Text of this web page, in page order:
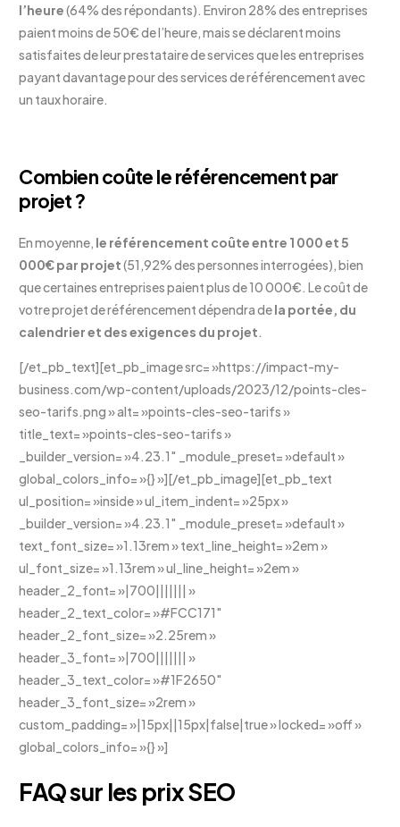
l’heure(64% des répondants). Environ 28% des entreprises
paient moins de 50€ de l’heure, mais se déclarent moins
satisfaites de leur prestataire de services que les entreprises
payant davantage pour des services de référencement avec
un taux horaire.
Combien coûte le référencement par
projet ?
En moyenne, le référencement coûte entre 1 000 et 5
000€ par projet(51,92% des personnes interrogées), bien
que certaines entreprises paient plus de 10 000€. Le coût de
votre projet de référencement dépendra dela portée, du
calendrier et des exigences du projet.
[/et_pb_text][et_pb_image src= »https://impact-my-
business.com/wp-content/uploads/2023/12/points-cles-
seo-tarifs.png » alt= »points-cles-seo-tarifs »
title_text= »points-cles-seo-tarifs »
_builder_version= »4.23.1″ _module_preset= »default »
global_colors_info= »{} »][/et_pb_image][et_pb_text
ul_position= »inside » ul_item_indent= »25px »
_builder_version= »4.23.1″ _module_preset= »default »
text_font_size= »1.13rem » text_line_height= »2em »
ul_font_size= »1.13rem » ul_line_height= »2em »
header_2_font= »|700||||||| »
header_2_text_color= »#FCC171″
header_2_font_size= »2.25rem »
header_3_font= »|700||||||| »
header_3_text_color= »#1F2650″
header_3_font_size= »2rem »
custom_padding= »|15px||15px|false|true » locked= »off »
global_colors_info= »{} »]
FAQ sur les prix SEO